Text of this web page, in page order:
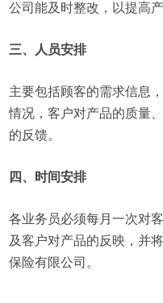
公司能及时整改，以提高
三、人员安排
主要包括顾客的需求信息
情况，客户对产品的质量
的反馈。
四、时间安排
各业务员必须每月一次对
及客户对产品的反映，并
保险有限公司。